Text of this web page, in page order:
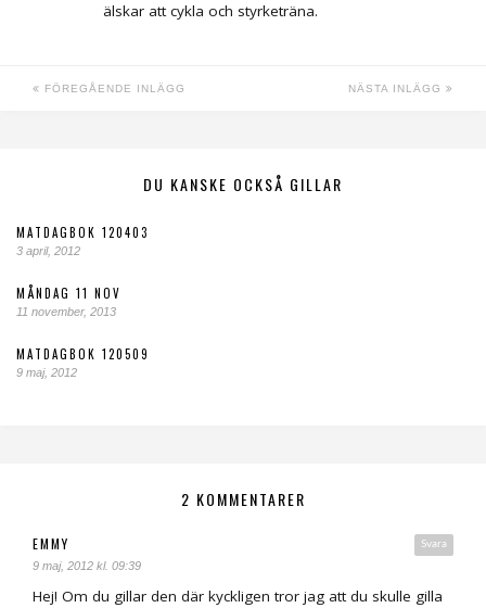
älskar att cykla och styrketräna.
FÖREGÅENDE INLÄGG NÄSTA INLÄGG
DU KANSKE OCKSÅ GILLAR
MATDAGBOK 120403
3 april, 2012
MÅNDAG 11 NOV
11 november, 2013
MATDAGBOK 120509
9 maj, 2012
2 KOMMENTARER
Svara
EMMY
9 maj, 2012 kl. 09:39
Hej! Om du gillar den där kyckligen tror jag att du skulle gilla